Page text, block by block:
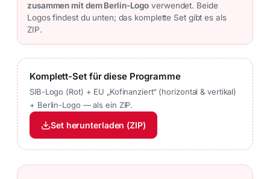
zusammen mit dem Berlin-Logo verwendet. Beide
Logos findest du unten; das komplette Set gibt es als
ZIP.
Komplett-Set für diese Programme
SIB-Logo (Rot) + EU „Kofinanziert“ (horizontal & vertikal)
+ Berlin-Logo — als ein ZIP.
Set herunterladen (ZIP)